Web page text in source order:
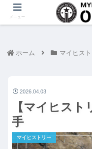
ホーム マイヒス
【マイヒスト
手
マイヒストリー
2026.04.03
メニュー